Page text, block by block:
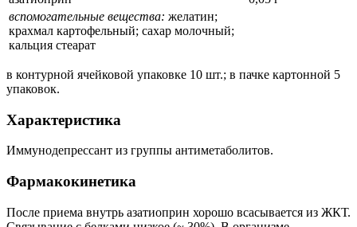
вспомогательные вещества: желатин;
крахмал картофельный; сахар молочный;
кальция стеарат
в контурной ячейковой упаковке 10 шт.; в пачке картонной 5
упаковок.
Характеристика
Иммунодепрессант из группы антиметаболитов.
Фармакокинетика
После приема внутрь азатиоприн хорошо всасывается из ЖКТ.